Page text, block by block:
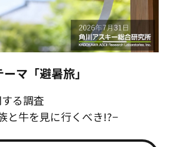
マ「避暑旅」
る調査
と牛を見に行くべき!?−